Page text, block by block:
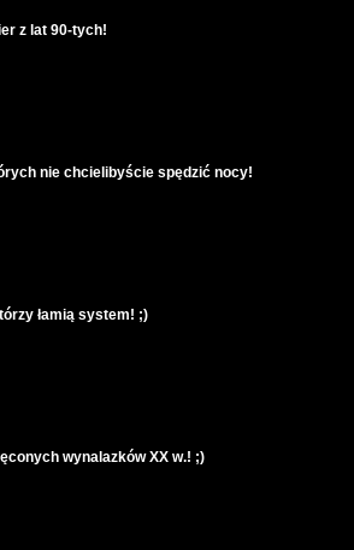
z lat 90-tych!
nie chcielibyście spędzić nocy!
łamią system! ;)
wynalazków XX w.! ;)